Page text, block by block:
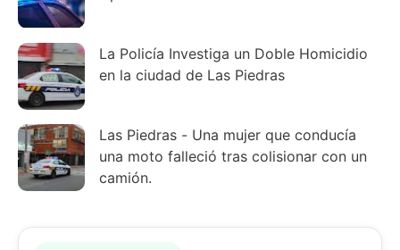
La Policía Investiga un Doble Homicidio
en la ciudad de Las Piedras
Las Piedras - Una mujer que conducía
una moto falleció tras colisionar con un
camión.